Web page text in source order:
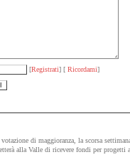
[Registrati] [ Ricordami]
di maggioranza, la scorsa
alla Valle di ricevere fondi per progetti